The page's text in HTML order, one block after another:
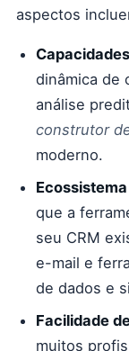
aspectos
dinâmica de
análise
construtor
moderno.
que a
seu CRM
e-mail e
de dados e
Facilidade
muitos